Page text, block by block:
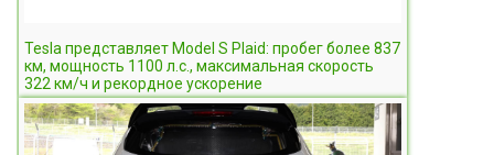
Tesla представляет Model S Plaid: пробег более 837
км, мощность 1100 л.с., максимальная скорость
322 км/ч и рекордное ускорение